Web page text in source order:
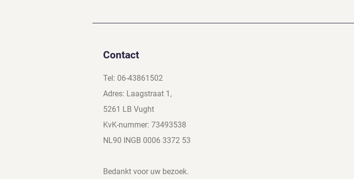
Contact
Tel: 06-43861502
Adres: Laagstraat 1,
5261 LB Vught
KvK-nummer: 73493538
NL90 INGB 0006 3372 53
Bedankt voor uw bezoek.